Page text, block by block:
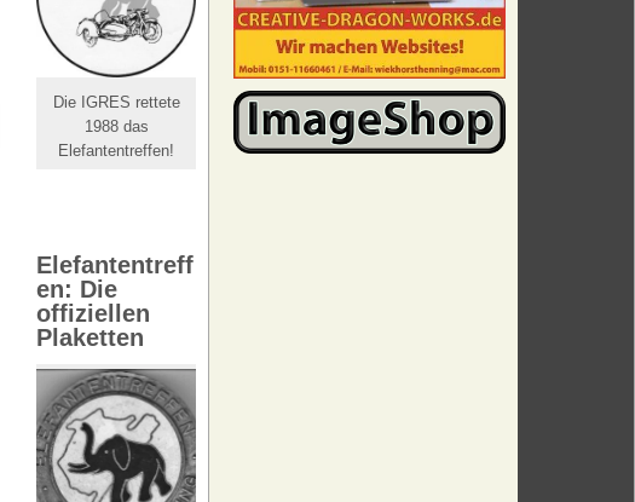
Die IGRES rettete
1988 das
Elefantentreffen!
Elefantentreff
en: Die
offiziellen
Plaketten